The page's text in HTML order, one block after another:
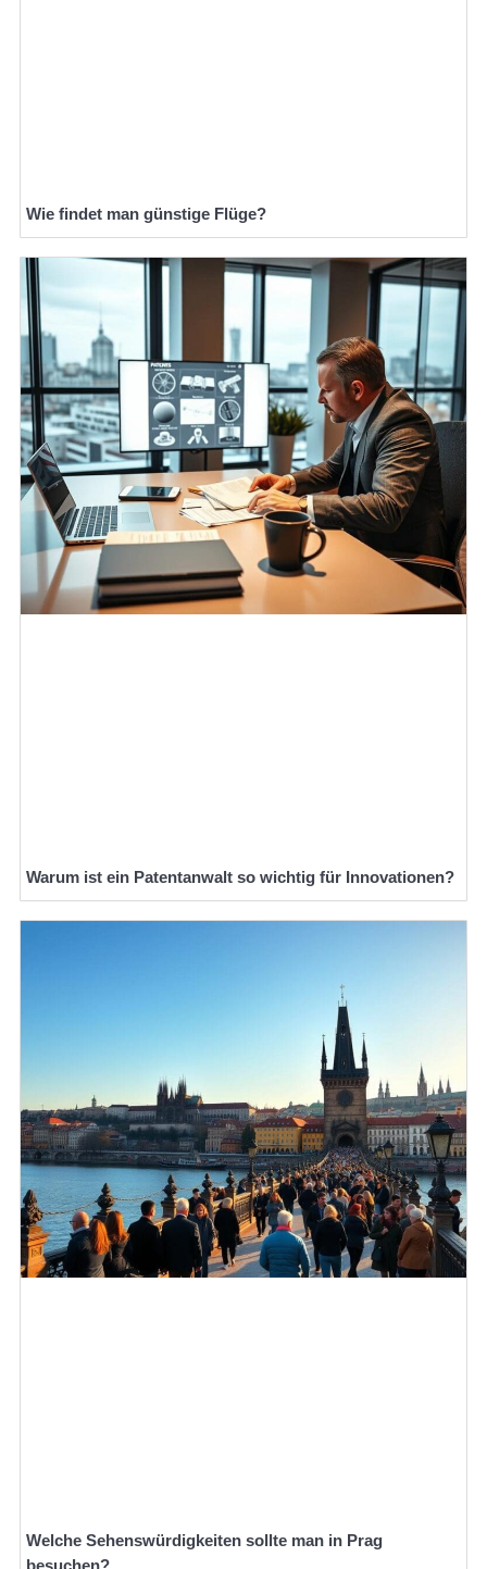
Wie findet man günstige Flüge?
Warum ist ein Patentanwalt so wichtig für Innovationen?
Welche Sehenswürdigkeiten sollte man in Prag
besuchen?